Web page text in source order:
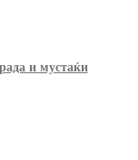
и мустаќи